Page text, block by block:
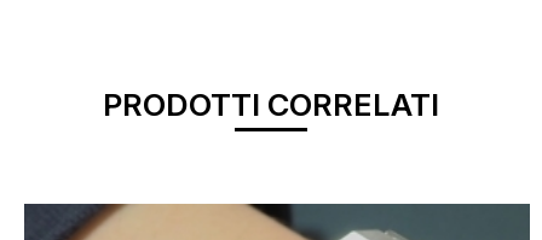
PRODOTTI CORRELATI